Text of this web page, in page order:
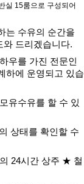
실 15룸으로 구성되어
는 수유의 순간을
와 드리겠습니다.
우를 가진 전문인
하에 운영되고 있습
유수유를 할 수 있
상태를 확인할 수
24시간 상주 ★ 철